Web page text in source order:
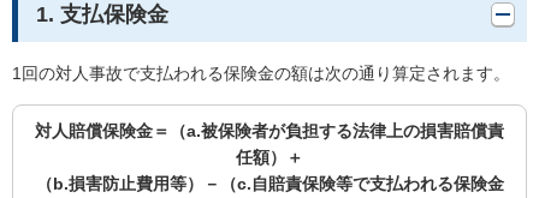
1. 支払保険金
1回の対人事故で支払われる保険金の額は次の通り算定されます。
対人賠償保険金＝（a.被保険者が負担する法律上の損害賠償責
任額）＋
（b.損害防止費用等）－（c.自賠責保険等で支払われる保険金